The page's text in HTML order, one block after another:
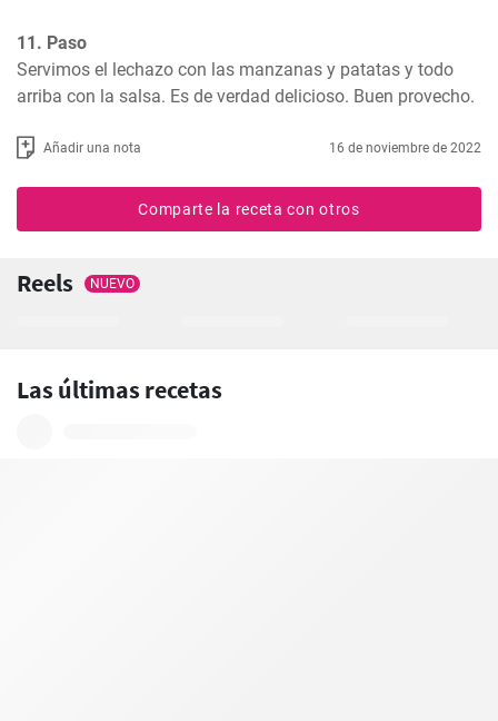
11. Paso
Servimos el lechazo con las manzanas y patatas y todo
arriba con la salsa. Es de verdad delicioso. Buen provecho.
Añadir una nota 16 de noviembre de 2022
Comparte la receta con otros
Reels NUEVO
Las últimas recetas